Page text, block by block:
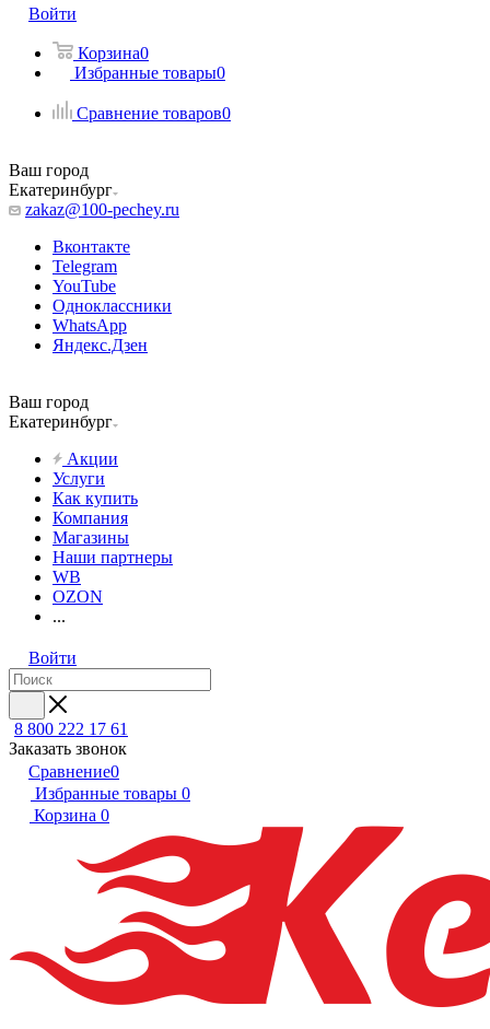
Войти
Корзина0
Избранные товары0
Сравнение товаров0
Ваш город
Екатеринбург
zakaz@100-pechey.ru
Вконтакте
Telegram
YouTube
Одноклассники
WhatsApp
Яндекс.Дзен
Ваш город
Екатеринбург
Акции
Услуги
Как купить
Компания
Магазины
Наши партнеры
WB
OZON
...
Войти
8 800 222 17 61
Заказать звонок
Сравнение0
Избранные товары 0
Корзина 0